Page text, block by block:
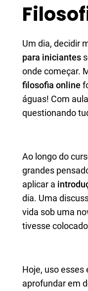
Um dia, decidir
para iniciantes
onde começar.
filosofia online
águas! Com
questionando
Ao longo do
grandes
aplicar a
dia. Uma
vida sob uma
tivesse
Hoje, uso
aprofundar em